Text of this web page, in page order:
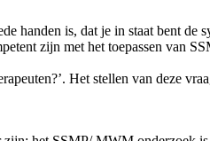
handen is, dat je in staat bent de
zijn met het toepassen van
Het stellen van deze